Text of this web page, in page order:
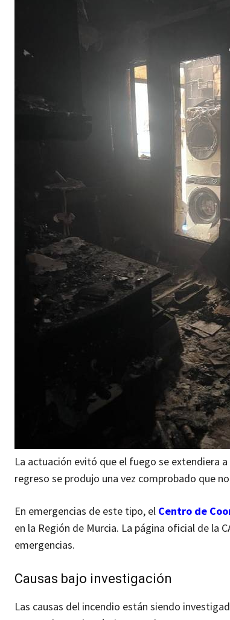
La actuación evitó que el fuego se extendiera
regreso se produjo una vez comprobado que
En emergencias de este tipo, el Centro de
en la Región de Murcia. La página oficial de la
emergencias.
Causas bajo investigación
Las causas del incendio están siendo